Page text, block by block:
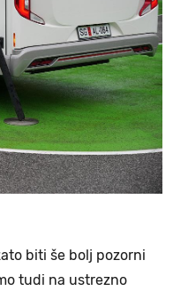
biti še bolj pozorni
tudi na ustrezno